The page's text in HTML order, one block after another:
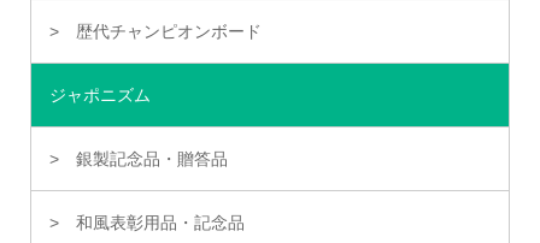
歴代チャンピオンボード
ジャポニズム
銀製記念品・贈答品
和風表彰用品・記念品